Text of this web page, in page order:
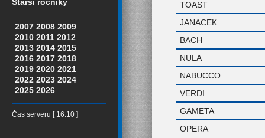
Starší ročníky
2007 2008 2009
2010 2011 2012
2013 2014 2015
2016 2017 2018
2019 2020 2021
2022 2023 2024
2025 2026
Čas serveru [ 16:10 ]
TOAST
JANACEK
BACH
NULA
NABUCCO
VERDI
GAMETA
OPERA